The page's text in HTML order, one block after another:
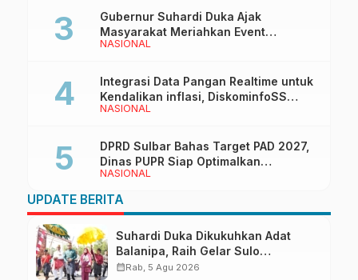
NASIONAL
Gubernur Suhardi Duka Ajak
Masyarakat Meriahkan Event
Manakarra Fair 2026
NASIONAL
Integrasi Data Pangan Realtime untuk
Kendalikan inflasi, DiskominfoSS
Sulbar Kembangkan Sistem SAPEDA
NASIONAL
DPRD Sulbar Bahas Target PAD 2027,
Dinas PUPR Siap Optimalkan
Pendapatan Daerah
UPDATE BERITA
Suhardi Duka Dikukuhkan Adat
Balanipa, Raih Gelar Sulo
Tappidena
calendar_monthRab, 5 Agu 2026